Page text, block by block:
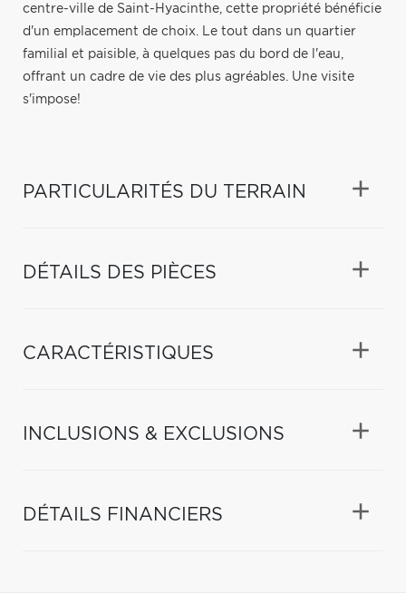
centre-ville de Saint-Hyacinthe, cette propriété bénéficie
d'un emplacement de choix. Le tout dans un quartier
familial et paisible, à quelques pas du bord de l'eau,
offrant un cadre de vie des plus agréables. Une visite
s'impose!
PARTICULARITÉS DU TERRAIN
DÉTAILS DES PIÈCES
CARACTÉRISTIQUES
INCLUSIONS & EXCLUSIONS
DÉTAILS FINANCIERS